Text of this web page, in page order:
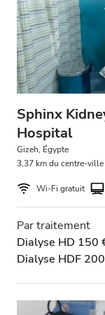
Patients
Patients
Patients
GHIC
Équipements
Wi-Fi
Transfert
Sphinx
Hospital
Gizeh, Égypte
3,37 km du centre-ville
Wi-Fi gratuit
Par traitement
Dialyse HD 150
Dialyse HDF